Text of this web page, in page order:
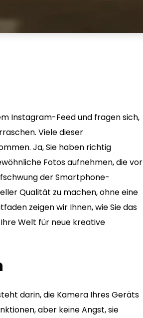
Instagram-Feed und fragen sich,
Viele dieser
Ja, Sie haben richtig
Fotos aufnehmen, die vor
der Smartphone-
Qualität zu machen, ohne eine
zeigen wir Ihnen, wie Sie das
Welt für neue kreative
darin, die Kamera Ihres Geräts
aber keine Angst, sie